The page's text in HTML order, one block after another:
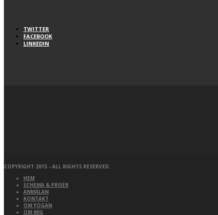
TWITTER
FACEBOOK
LINKEDIN
COPYRIGHT 2015 - ALL RIGHTS RESERVED.
HEM
SCHEMA & PRISER
ANMÄLAN
KONTAKT
OM YOGAN
OM MIG